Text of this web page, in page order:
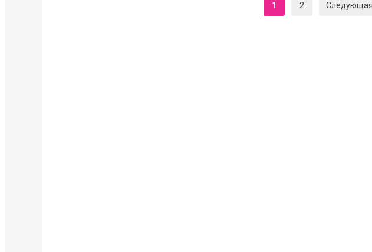
1 2 Следующая